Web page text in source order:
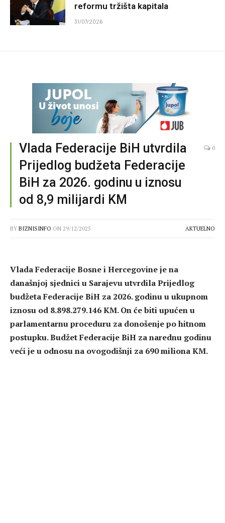
reformu tržišta kapitala
31/07/2026
Vlada Federacije BiH utvrdila
Prijedlog budžeta Federacije
BiH za 2026. godinu u iznosu
od 8,9 milijardi KM
0
BY BIZNISINFO ON 29/12/2025 AKTUELNO
Vlada Federacije Bosne i Hercegovine je na
današnjoj sjednici u Sarajevu utvrdila Prijedlog
budžeta Federacije BiH za 2026. godinu u ukupnom
iznosu od 8.898.279.146 KM. On će biti upućen u
parlamentarnu proceduru za donošenje po hitnom
postupku. Budžet Federacije BiH za narednu godinu
veći je u odnosu na ovogodišnji za 690 miliona KM.